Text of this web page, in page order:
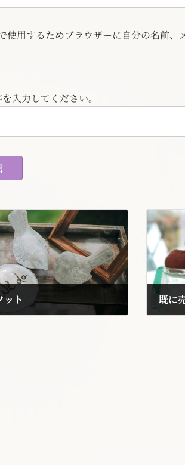
使用するためブラウザーに自分の名前、
入力してください。
ット 既に